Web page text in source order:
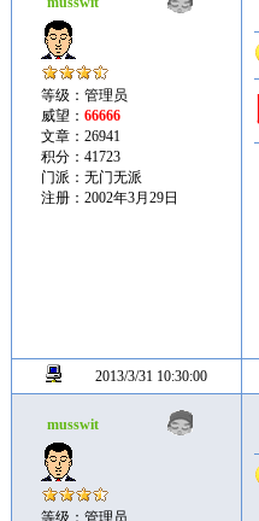
等级：管理员
威望： 66666
文章：26941
积分：41723
门派：无门无派
注册：2002年3月29日
2013/3/31 10:30:00
musswit
等级：管理员